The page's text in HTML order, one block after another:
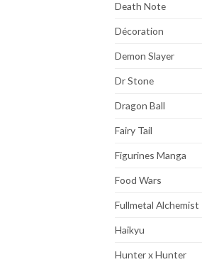
Death Note
Décoration
Demon Slayer
Dr Stone
Dragon Ball
Fairy Tail
Figurines Manga
Food Wars
Fullmetal Alchemist
Haikyu
Hunter x Hunter